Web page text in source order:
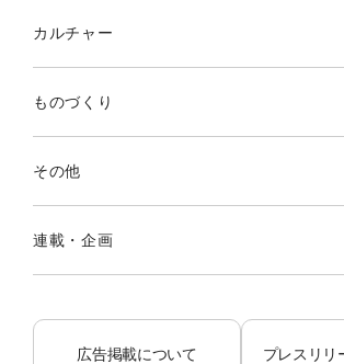
カルチャー
ものづくり
その他
連載・企画
広告掲載について プレスリリ